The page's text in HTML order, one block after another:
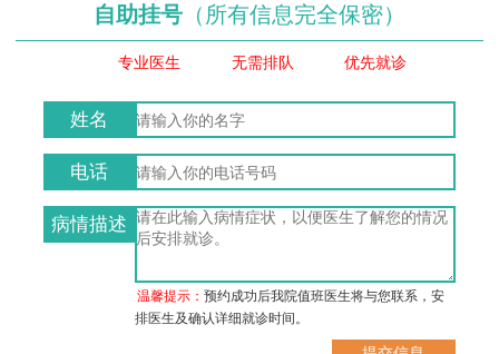
自助挂号 （所有信息完全保密）
专业医生 无需排队 优先就诊
姓名
电话
病情描述
温馨提示：预约成功后我院值班医生将与您联系，安
排医生及确认详细就诊时间。